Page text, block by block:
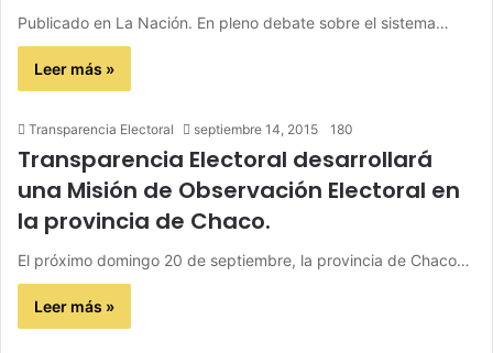
Publicado en La Nación. En pleno debate sobre el sistema…
Leer más »
Transparencia Electoral septiembre 14, 2015 180
Transparencia Electoral desarrollará
una Misión de Observación Electoral en
la provincia de Chaco.
El próximo domingo 20 de septiembre, la provincia de Chaco…
Leer más »